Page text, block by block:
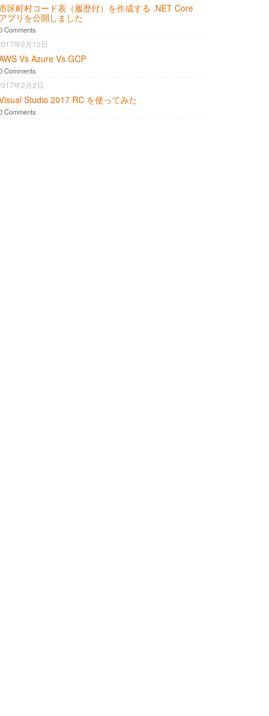
区町村コード表（履歴付）を作成する .NET Core
アプリを公開しました
Comments
年2月12日
Vs Azure Vs GCP
Comments
年2月2日
Studio 2017 RC を使ってみた
Comments